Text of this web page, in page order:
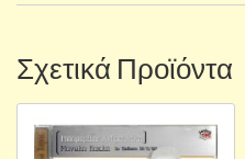
Σχετικά Προϊόντα